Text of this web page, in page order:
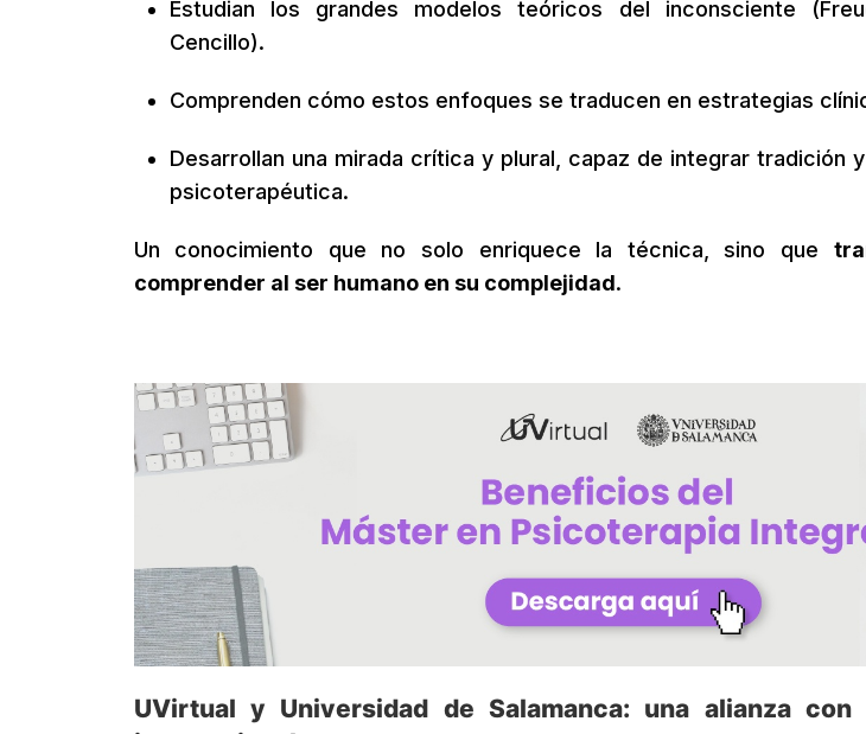
Estudian los grandes modelos teóricos del inconsciente
Cencillo).
Comprenden cómo estos enfoques se traducen en estrategias
Desarrollan una mirada crítica y plural, capaz de integrar tradición
psicoterapéutica.
Un conocimiento que no solo enriquece la técnica, sino que
comprender al ser humano en su complejidad.
UVirtual y Universidad de Salamanca: una alianza con